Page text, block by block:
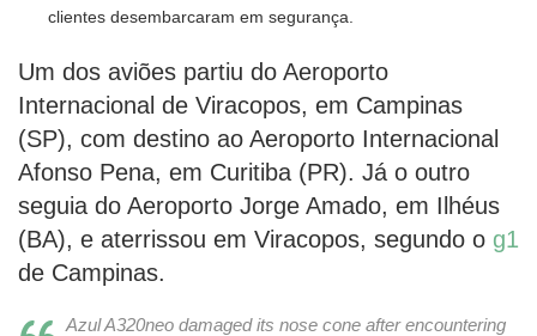
clientes desembarcaram em segurança.
Um dos aviões partiu do Aeroporto
Internacional de Viracopos, em Campinas
(SP), com destino ao Aeroporto Internacional
Afonso Pena, em Curitiba (PR). Já o outro
seguia do Aeroporto Jorge Amado, em Ilhéus
(BA), e aterrissou em Viracopos, segundo o g1
de Campinas.
Azul A320neo damaged its nose cone after encountering